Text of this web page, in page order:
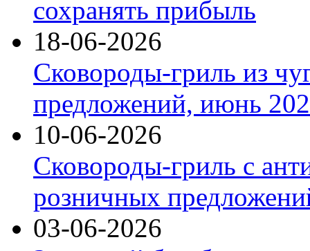
сохранять прибыль
18-06-2026
Сковороды-гриль из
предложений, июнь
10-06-2026
Сковороды-гриль с
розничных
03-06-2026